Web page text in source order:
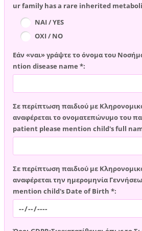
ur family has a rare inherited
ΝΑΙ / YES
ΟΧΙ / NO
Εάν «ναι» γράψτε το όνομα του
ntion disease name *:
Σε περίπτωση παιδιού με
αναφέρεται το ονοματεπώνυμο του
patient please mention child's full
Σε περίπτωση παιδιού με
αναφέρεται την ημερομηνία
mention child's Date of Birth *: